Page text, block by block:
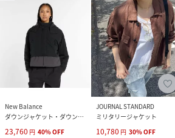
New Balance
ダウンジャケット・ダウンベスト
23,760 円 40%OFF
JOURNAL STANDARD
ミリタリージャケット
10,780 円 30%OFF